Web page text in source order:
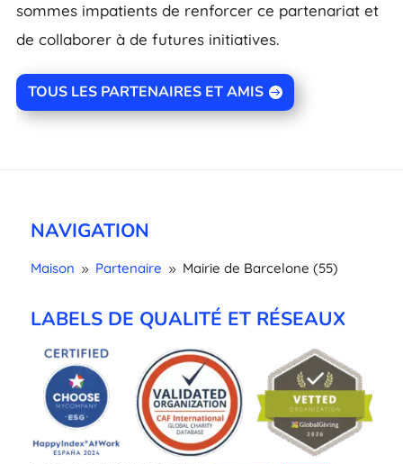
sommes impatients de renforcer ce partenariat et
de collaborer à de futures initiatives.
TOUS LES PARTENAIRES ET AMIS
NAVIGATION
Maison 9 Partenaire 9 Mairie de Barcelone (55)
LABELS DE QUALITÉ ET RÉSEAUX